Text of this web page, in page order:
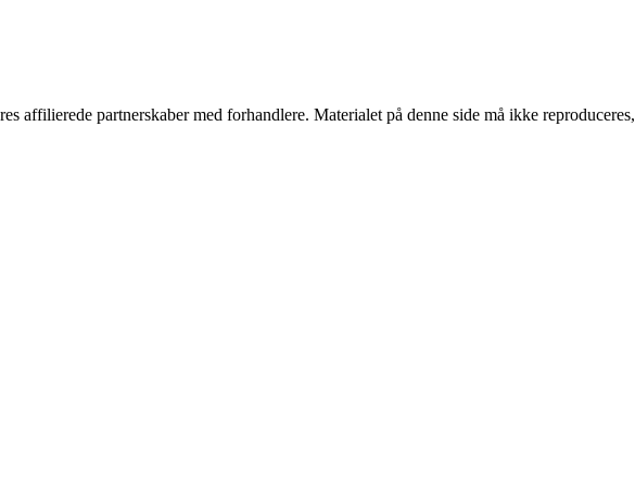
affilierede partnerskaber med forhandlere. Materialet på denne side må ikke reproduceres,